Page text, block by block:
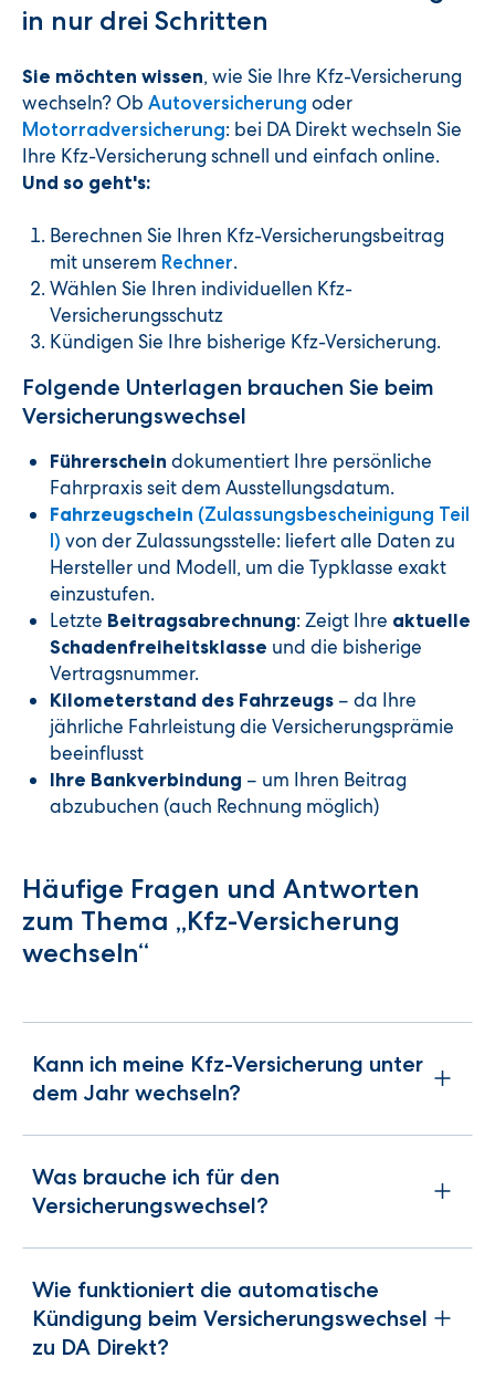
in nur drei Schritten
Sie möchten wissen, wie Sie Ihre Kfz-Versicherung
wechseln? Ob Autoversicherung oder
Motorradversicherung: bei DA Direkt wechseln Sie
Ihre Kfz-Versicherung schnell und einfach online.
Und so geht's:
Berechnen Sie Ihren Kfz-Versicherungsbeitrag
mit unserem Rechner.
Wählen Sie Ihren individuellen Kfz-
Versicherungsschutz
Kündigen Sie Ihre bisherige Kfz-Versicherung.
Folgende Unterlagen brauchen Sie beim
Versicherungswechsel
Führerschein dokumentiert Ihre persönliche
Fahrpraxis seit dem Ausstellungsdatum.
Fahrzeugschein (Zulassungsbescheinigung Teil
I) von der Zulassungsstelle: liefert alle Daten zu
Hersteller und Modell, um die Typklasse exakt
einzustufen.
Letzte Beitragsabrechnung: Zeigt Ihre aktuelle
Schadenfreiheitsklasse und die bisherige
Vertragsnummer.
Kilometerstand des Fahrzeugs – da Ihre
jährliche Fahrleistung die Versicherungsprämie
beeinflusst
Ihre Bankverbindung – um Ihren Beitrag
abzubuchen (auch Rechnung möglich)
Häufige Fragen und Antworten
zum Thema „Kfz-Versicherung
wechseln“
Kann ich meine Kfz-Versicherung unter
dem Jahr wechseln?
Was brauche ich für den
Versicherungswechsel?
Wie funktioniert die automatische
Kündigung beim Versicherungswechsel
zu DA Direkt?